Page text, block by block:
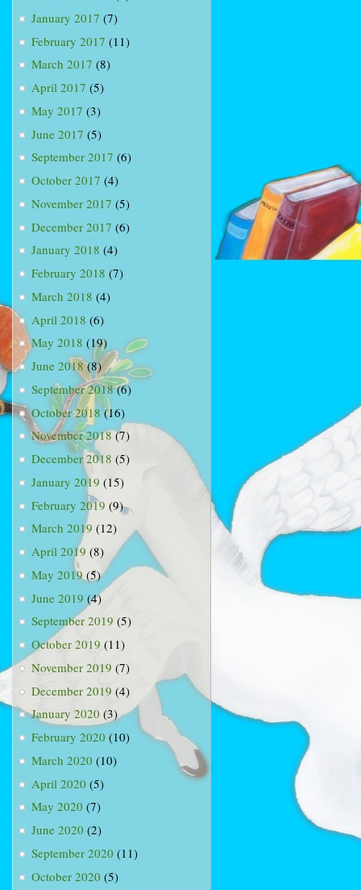
January 2017 (7)
February 2017 (11)
March 2017 (8)
April 2017 (5)
May 2017 (3)
June 2017 (5)
September 2017 (6)
October 2017 (4)
November 2017 (5)
December 2017 (6)
January 2018 (4)
February 2018 (7)
March 2018 (4)
April 2018 (6)
May 2018 (19)
June 2018(8)
September 2018(6)
October 2018(16)
November 2018(7)
December 2018 (5)
January 2019 (15)
February 2019 (9)
March 2019 (12)
April 2019 (8)
May 2019(5)
June 2019 (4)
September 2019 (5)
October 2019 (11)
November 2019 (7)
December 2019 (4)
January 2020 (3)
February 2020 (10)
March 2020 (10)
April 2020 (5)
May 2020 (7)
June 2020 (2)
September 2020 (11)
October 2020 (5)